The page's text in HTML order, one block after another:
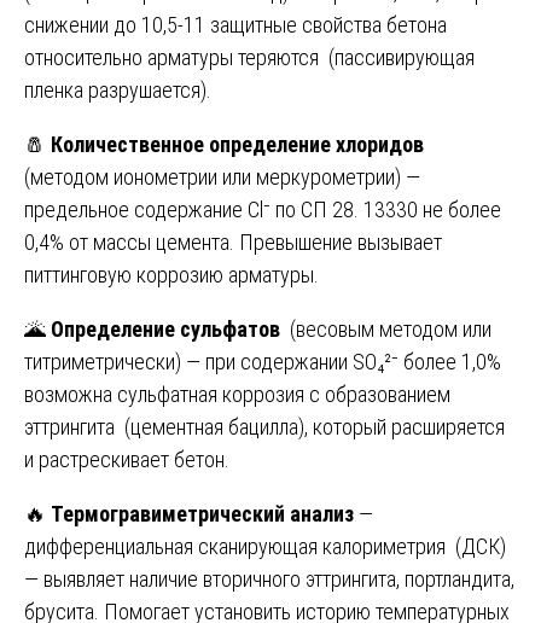
снижении до 10,5-11 защитные свойства бетона
относительно арматуры теряются (пассивирующая
пленка разрушается).
🧂 Количественное определение хлоридов
(методом ионометрии или меркурометрии) —
предельное содержание Cl⁻ по СП 28. 13330 не более
0,4% от массы цемента. Превышение вызывает
питтинговую коррозию арматуры.
🌋 Определение сульфатов (весовым методом или
титриметрически) — при содержании SO₄²⁻ более 1,0%
возможна сульфатная коррозия с образованием
эттрингита (цементная бацилла), который расширяется
и растрескивает бетон.
🔥 Термогравиметрический анализ —
дифференциальная сканирующая калориметрия (ДСК)
— выявляет наличие вторичного эттрингита, портландита,
брусита. Помогает установить историю температурных